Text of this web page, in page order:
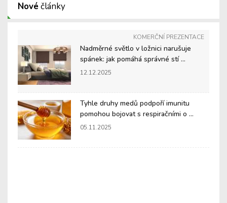
Nové články
KOMERČNÍ PREZENTACE
Nadměrné světlo v ložnici narušuje
spánek: jak pomáhá správné stí ...
12.12.2025
Tyhle druhy medů podpoří imunitu
pomohou bojovat s respiračními o ...
05.11.2025